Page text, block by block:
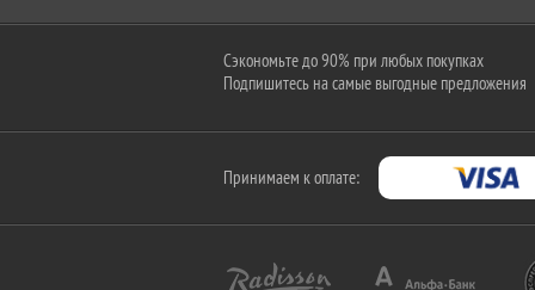
Сэкономьте до 90% при любых покупках
Подпишитесь на самые выгодные предложения
Принимаем к оплате: